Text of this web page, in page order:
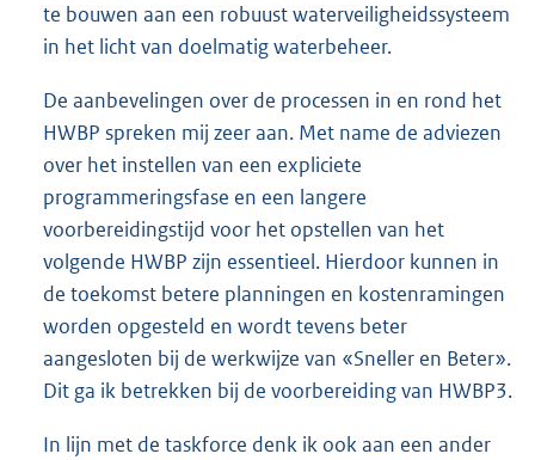
te bouwen aan een robuust waterveiligheidssysteem
in het licht van doelmatig waterbeheer.
De aanbevelingen over de processen in en rond het
HWBP spreken mij zeer aan. Met name de adviezen
over het instellen van een expliciete
programmeringsfase en een langere
voorbereidingstijd voor het opstellen van het
volgende HWBP zijn essentieel. Hierdoor kunnen in
de toekomst betere planningen en kostenramingen
worden opgesteld en wordt tevens beter
aangesloten bij de werkwijze van «Sneller en Beter».
Dit ga ik betrekken bij de voorbereiding van HWBP3.
In lijn met de taskforce denk ik ook aan een ander